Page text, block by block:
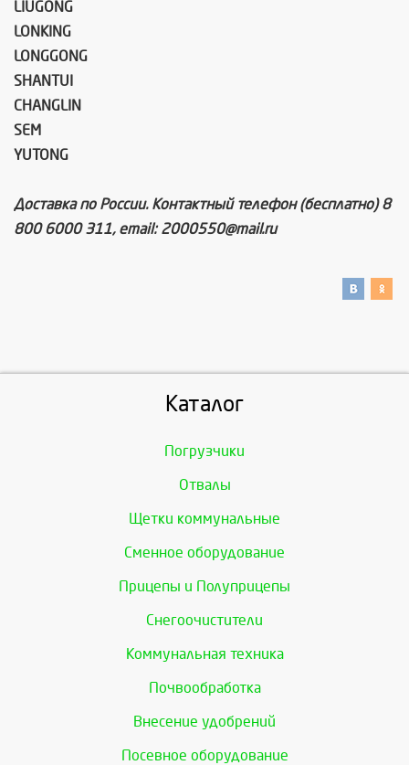
LIUGONG
LONKING
LONGGONG
SHANTUI
CHANGLIN
SEM
YUTONG
Доставка по России. Контактный телефон (бесплатно) 8
800 6000 311, email: 2000550@mail.ru
Каталог
Погрузчики
Отвалы
Щетки коммунальные
Сменное оборудование
Прицепы и Полуприцепы
Снегоочистители
Коммунальная техника
Почвообработка
Внесение удобрений
Посевное оборудование